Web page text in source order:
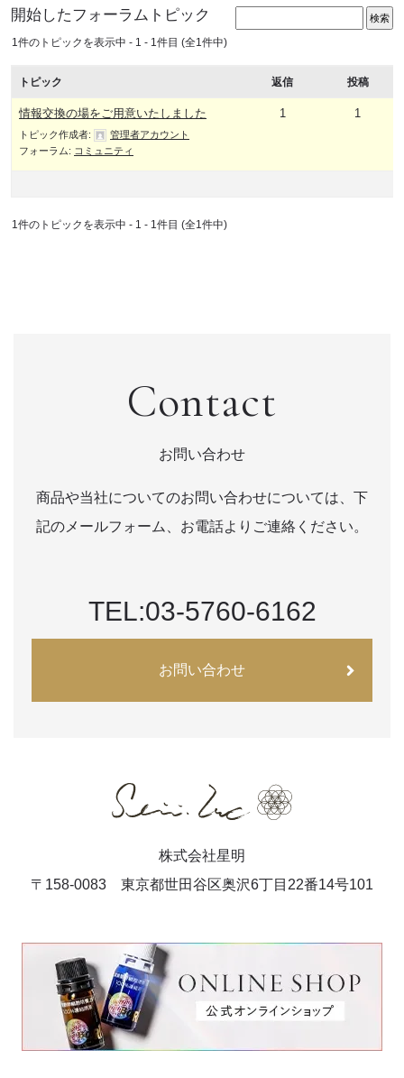
開始したフォーラムトピック
1件のトピックを表示中 - 1 - 1件目 (全1件中)
トピック 返信 投稿
情報交換の場をご用意いたしました
トピック作成者:
管理者アカウント
フォーラム: コミュニティ
1 1
1件のトピックを表示中 - 1 - 1件目 (全1件中)
Contact
お問い合わせ
商品や当社についてのお問い合わせについては、下
記のメールフォーム、お電話よりご連絡ください。
TEL:03-5760-6162
お問い合わせ
株式会社星明
〒158-0083 東京都世田谷区奥沢6丁目22番14号101